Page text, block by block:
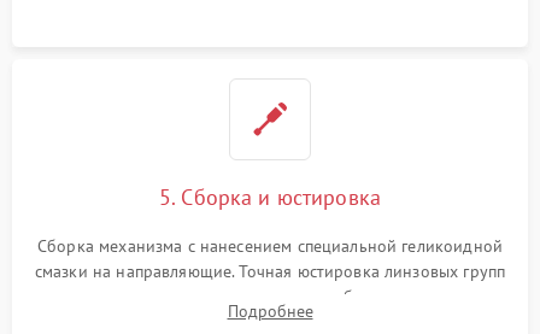
5. Сборка и юстировка
Сборка механизма с нанесением специальной геликоидной
смазки на направляющие. Точная юстировка линзовых групп
программным или механическим способом для устранения
бэк
Подробнее